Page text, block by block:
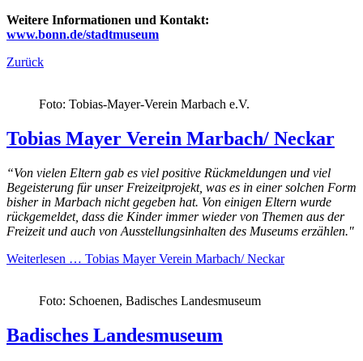
Weitere Informationen und Kontakt:
www.bonn.de/stadtmuseum
Zurück
Foto: Tobias-Mayer-Verein Marbach e.V.
Tobias Mayer Verein Marbach/ Neckar
“Von vielen Eltern gab es viel positive Rückmeldungen und viel
Begeisterung für unser Freizeitprojekt, was es in einer solchen Form
bisher in Marbach nicht gegeben hat. Von einigen Eltern wurde
rückgemeldet, dass die Kinder immer wieder von Themen aus der
Freizeit und auch von Ausstellungsinhalten des Museums erzählen."
Weiterlesen … Tobias Mayer Verein Marbach/ Neckar
Foto: Schoenen, Badisches Landesmuseum
Badisches Landesmuseum